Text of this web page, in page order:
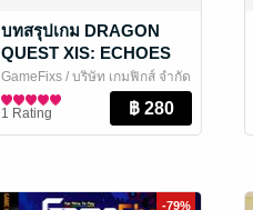
บทสรุปเกม DRAGON
QUEST XIS: ECHOES
OF AN ELUSIVE AGE:
DEFINITIVE EDITION
[642 หน้า] [รวมเนื้อหาภาค
S ครบจบในเล่ม]
GameFixs / บริษัท เกมฟิกส์ จำกัด
นิตยสารการ์ตูนและเกม
1 Rating
-79%